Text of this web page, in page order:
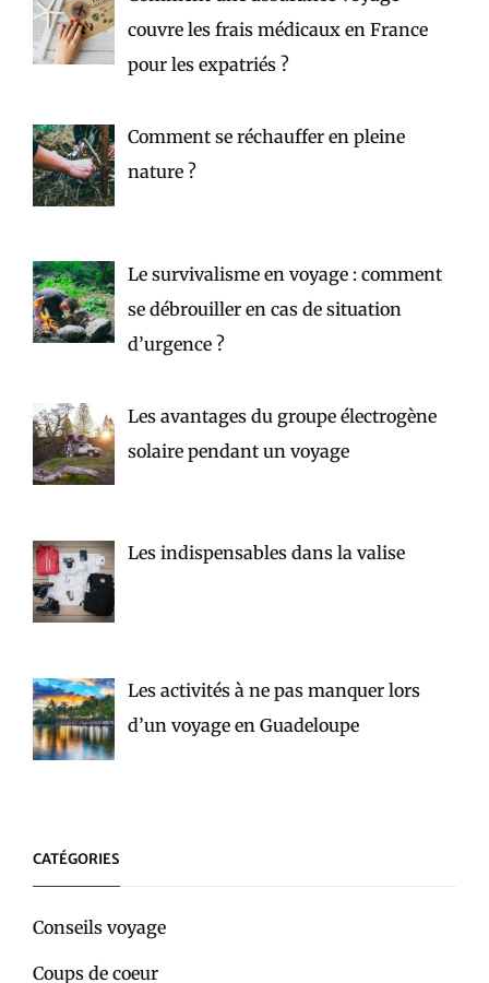
couvre les frais médicaux en France
pour les expatriés ?
Comment se réchauffer en pleine
nature ?
Le survivalisme en voyage : comment
se débrouiller en cas de situation
d’urgence ?
Les avantages du groupe électrogène
solaire pendant un voyage
Les indispensables dans la valise
Les activités à ne pas manquer lors
d’un voyage en Guadeloupe
CATÉGORIES
Conseils voyage
Coups de coeur